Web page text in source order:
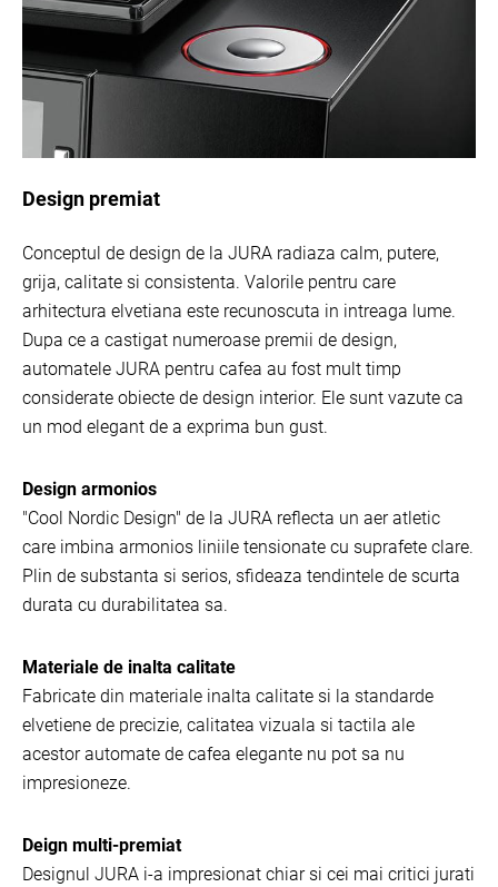
Design premiat
Conceptul de design de la JURA radiaza calm, putere,
grija, calitate si consistenta. Valorile pentru care
arhitectura elvetiana este recunoscuta in intreaga lume.
Dupa ce a castigat numeroase premii de design,
automatele JURA pentru cafea au fost mult timp
considerate obiecte de design interior. Ele sunt vazute ca
un mod elegant de a exprima bun gust.
Design armonios
"Cool Nordic Design" de la JURA reflecta un aer atletic
care imbina armonios liniile tensionate cu suprafete clare.
Plin de substanta si serios, sfideaza tendintele de scurta
durata cu durabilitatea sa.
Materiale de inalta calitate
Fabricate din materiale inalta calitate si la standarde
elvetiene de precizie, calitatea vizuala si tactila ale
acestor automate de cafea elegante nu pot sa nu
impresioneze.
Deign multi-premiat
Designul JURA i-a impresionat chiar si cei mai critici jurati